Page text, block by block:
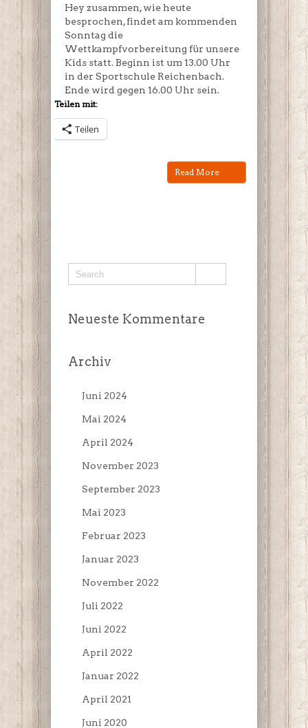
Hey zusammen, wie heute
besprochen, findet am kommenden
Sonntag die
Wettkampfvorbereitung für unsere
Kids statt. Beginn ist um 13.00 Uhr
in der Sportschule Reichenbach.
Ende wird gegen 16.00 Uhr sein.
Teilen mit:
Teilen
Read More
Neueste Kommentare
Archiv
Juni 2024
Mai 2024
April 2024
November 2023
September 2023
Mai 2023
Februar 2023
Januar 2023
November 2022
Juli 2022
Juni 2022
April 2022
Januar 2022
April 2021
Juni 2020